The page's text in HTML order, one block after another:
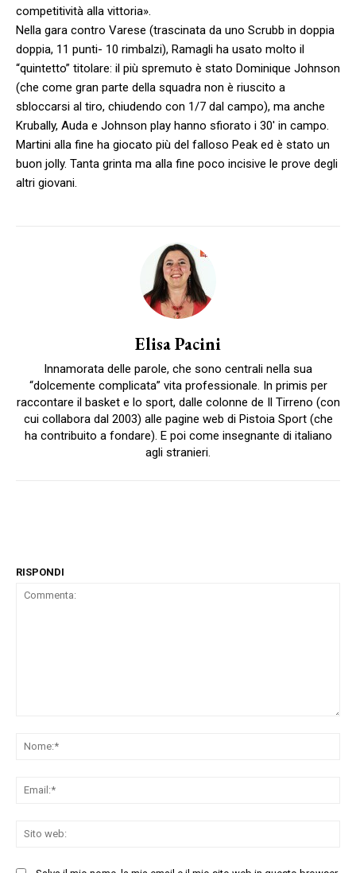
competitività alla vittoria».
Nella gara contro Varese (trascinata da uno Scrubb in doppia
doppia, 11 punti- 10 rimbalzi), Ramagli ha usato molto il
“quintetto” titolare: il più spremuto è stato Dominique Johnson
(che come gran parte della squadra non è riuscito a
sbloccarsi al tiro, chiudendo con 1/7 dal campo), ma anche
Krubally, Auda e Johnson play hanno sfiorato i 30′ in campo.
Martini alla fine ha giocato più del falloso Peak ed è stato un
buon jolly. Tanta grinta ma alla fine poco incisive le prove degli
altri giovani.
Elisa Pacini
Innamorata delle parole, che sono centrali nella sua
“dolcemente complicata” vita professionale. In primis per
raccontare il basket e lo sport, dalle colonne de Il Tirreno (con
cui collabora dal 2003) alle pagine web di Pistoia Sport (che
ha contribuito a fondare). E poi come insegnante di italiano
agli stranieri.
RISPONDI